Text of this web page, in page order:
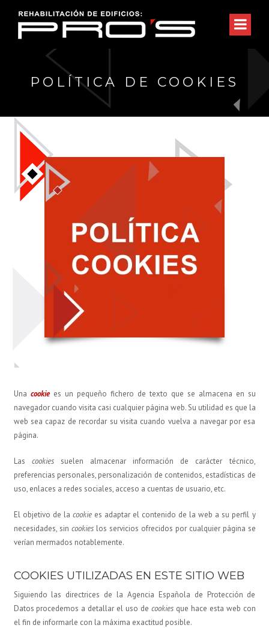
POLÍTICA DE COOKIES
Una cookiees un pequeño fichero de texto que se almacena en su
navegador cuando visita casi cualquier página web. Su utilidad es que la
web sea capaz de recordar su visita cuando vuelva a navegar por esa
página.
Las cookiessuelen almacenar información de carácter técnico,
preferencias personales, personalización de contenidos, estadísticas de
uso, enlaces a redes sociales, acceso a cuentas de usuario, etc.
El objetivo de la cookiees adaptar el contenido de la web a su perfil y
necesidades, sin cookieslos servicios ofrecidos por cualquier página se
verían mermados notablemente.
COOKIES UTILIZADAS EN ESTE SITIO WEB
Siguiendo las directrices de la Agencia Española de Protección de
Datos procedemos a detallar el uso de cookiesque hace esta web con
el fin de informarle con la máxima exactitud posible.